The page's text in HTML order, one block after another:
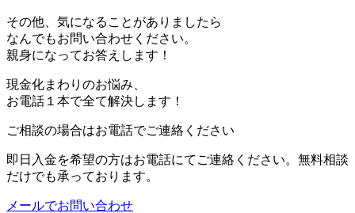
その他、気になることがありましたら
なんでもお問い合わせください。
親身になってお答えします！
現金化まわりのお悩み、
お電話１本で全て解決します！
ご相談の場合はお電話でご連絡ください
即日入金を希望の方はお電話にてご連絡ください。無料相談
だけでも承っております。
メールでお問い合わせ